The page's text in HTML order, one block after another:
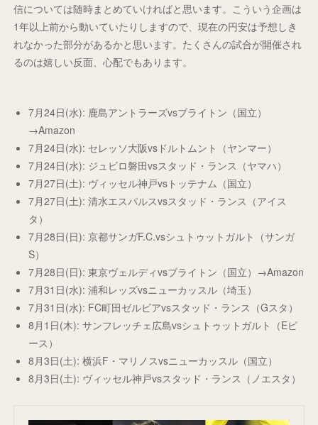
信については随時まとめていければと思います。こういう企画は
1年以上前から動いていたりしますので、現在の円安は予想しき
れなかった部分があるかと思います。たくさんの試合が開催され
るのは嬉しい反面、心配でもあります。
7月24日(水): 鹿島アントラーズvsブライトン（国立）
→Amazon
7月24日(水): セレッソ大阪vsドルトムント（ヤンマー）
7月24日(水): ジュビロ磐田vsスタッド・ランス（ヤマハ）
7月27日(土): ヴィッセル神戸vsトッテナム（国立）
7月27日(土): 清水エスパルスvsスタッド・ランス（アイス
タ）
7月28日(日): 京都サンガF.C.vsシュトゥットガルト（サンガ
S）
7月28日(日): 東京ヴェルディvsブライトン（国立）→Amazon
7月31日(水): 浦和レッズvsニューカッスル（埼玉）
7月31日(水): FC町田ゼルビアvsスタッド・ランス（Gスタ）
8月1日(木): サンフレッチェ広島vsシュトゥットガルト（Eピ
ース）
8月3日(土): 横浜F・マリノスvsニューカッスル（国立）
8月3日(土): ヴィッセル神戸vsスタッド・ランス（ノエスタ）